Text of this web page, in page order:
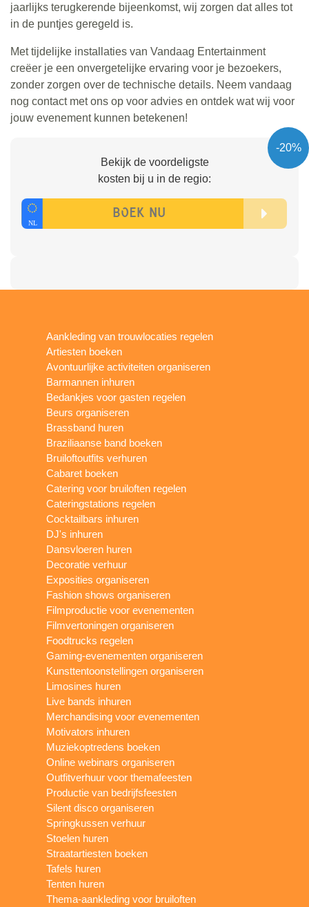
jaarlijks terugkerende bijeenkomst, wij zorgen dat alles tot
in de puntjes geregeld is.
Met tijdelijke installaties van Vandaag Entertainment
creëer je een onvergetelijke ervaring voor je bezoekers,
zonder zorgen over de technische details. Neem vandaag
nog contact met ons op voor advies en ontdek wat wij voor
jouw evenement kunnen betekenen!
-20%
Bekijk de voordeligste
kosten bij u in de regio:
Aankleding van trouwlocaties regelen
Artiesten boeken
Avontuurlijke activiteiten organiseren
Barmannen inhuren
Bedankjes voor gasten regelen
Beurs organiseren
Brassband huren
Braziliaanse band boeken
Bruiloftoutfits verhuren
Cabaret boeken
Catering voor bruiloften regelen
Cateringstations regelen
Cocktailbars inhuren
DJ's inhuren
Dansvloeren huren
Decoratie verhuur
Exposities organiseren
Fashion shows organiseren
Filmproductie voor evenementen
Filmvertoningen organiseren
Foodtrucks regelen
Gaming-evenementen organiseren
Kunsttentoonstellingen organiseren
Limosines huren
Live bands inhuren
Merchandising voor evenementen
Motivators inhuren
Muziekoptredens boeken
Online webinars organiseren
Outfitverhuur voor themafeesten
Productie van bedrijfsfeesten
Silent disco organiseren
Springkussen verhuur
Stoelen huren
Straatartiesten boeken
Tafels huren
Tenten huren
Thema-aankleding voor bruiloften